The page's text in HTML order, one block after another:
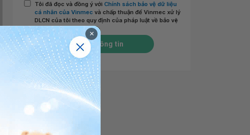
Tôi đã đọc và đồng ý với Chính sách bảo vệ dữ liệu
cá nhân của Vinmec và chấp thuận để Vinmec xử lý
DLCN của tôi theo quy định của pháp luật về bảo vệ
DLCN.*
Gửi thông tin
×